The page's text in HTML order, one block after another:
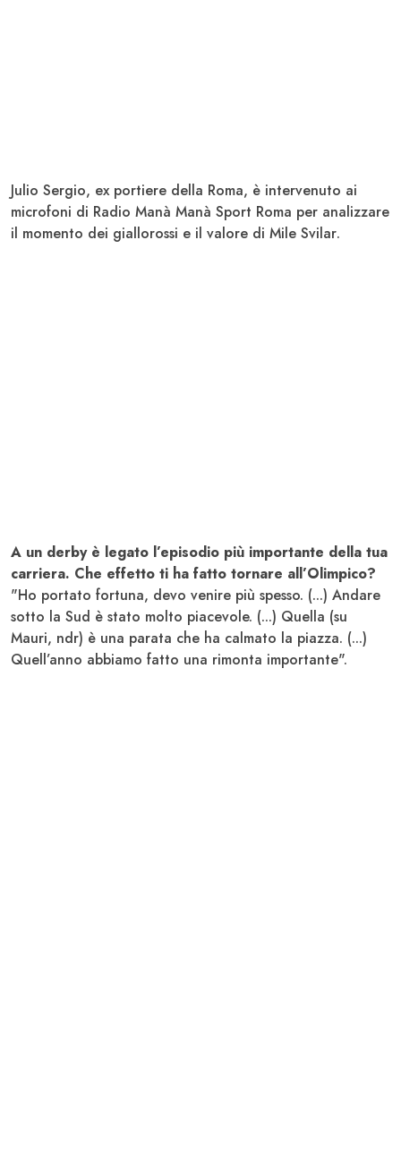
Julio Sergio, ex portiere della Roma, è intervenuto ai
microfoni di Radio Manà Manà Sport Roma per analizzare
il momento dei giallorossi e il valore di Mile Svilar.
A un derby è legato l’episodio più importante della tua
carriera. Che effetto ti ha fatto tornare all’Olimpico?
"Ho portato fortuna, devo venire più spesso. (...) Andare
sotto la Sud è stato molto piacevole. (...) Quella (su
Mauri, ndr) è una parata che ha calmato la piazza. (...)
Quell’anno abbiamo fatto una rimonta importante".